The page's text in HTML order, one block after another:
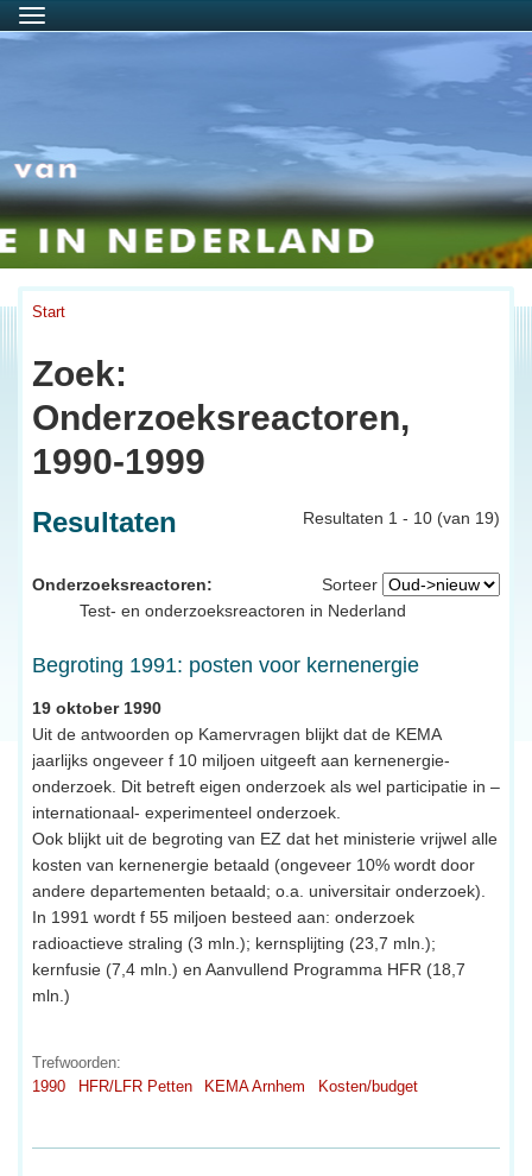
Menu
Start
Zoek:
Onderzoeksreactoren,
1990-1999
Resultaten 1 - 10 (van 19)
Resultaten
Sorteer
Onderzoeksreactoren:
Test- en onderzoeksreactoren in Nederland
Begroting 1991: posten voor kernenergie
19 oktober 1990
Uit de antwoorden op Kamervragen blijkt dat de KEMA
jaarlijks ongeveer f 10 miljoen uitgeeft aan kernenergie-
onderzoek. Dit betreft eigen onderzoek als wel participatie in –
internationaal- experimenteel onderzoek.
Ook blijkt uit de begroting van EZ dat het ministerie vrijwel alle
kosten van kernenergie betaald (ongeveer 10% wordt door
andere departementen betaald; o.a. universitair onderzoek).
In 1991 wordt f 55 miljoen besteed aan: onderzoek
radioactieve straling (3 mln.); kernsplijting (23,7 mln.);
kernfusie (7,4 mln.) en Aanvullend Programma HFR (18,7
mln.)
Trefwoorden:
1990
HFR/LFR Petten KEMA Arnhem Kosten/budget